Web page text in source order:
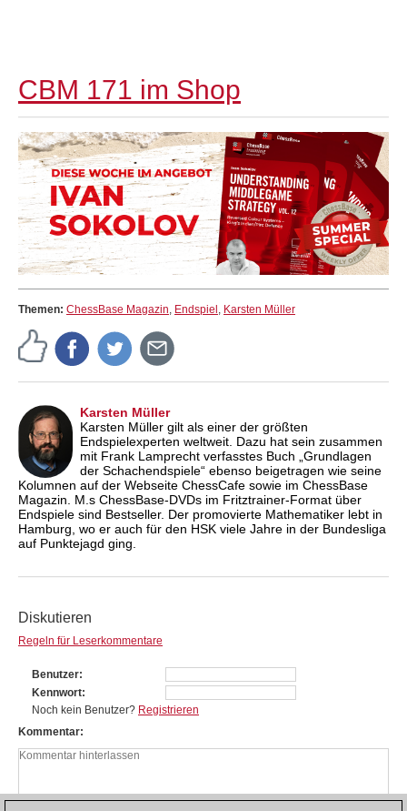
CBM 171 im Shop
Themen: ChessBase Magazin, Endspiel , Karsten Müller
Karsten Müller
Karsten Müller gilt als einer der größten
Endspielexperten weltweit. Dazu hat sein zusammen
mit Frank Lamprecht verfasstes Buch „Grundlagen
der Schachendspiele“ ebenso beigetragen wie seine
Kolumnen auf der Webseite ChessCafe sowie im ChessBase
Magazin. M.s ChessBase-DVDs im Fritztrainer-Format über
Endspiele sind Bestseller. Der promovierte Mathematiker lebt in
Hamburg, wo er auch für den HSK viele Jahre in der Bundesliga
auf Punktejagd ging.
Diskutieren
Regeln für Leserkommentare
Benutzer
Kennwort
Noch kein Benutzer? Registrieren
Kommentar